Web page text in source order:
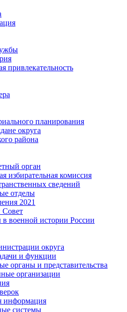
привлекательность
планирования
округа
района
орган
избирательная комиссия
сведений
отделы
2021
военной истории России
округа
и функции
органы и представительства
организации
информация
системы